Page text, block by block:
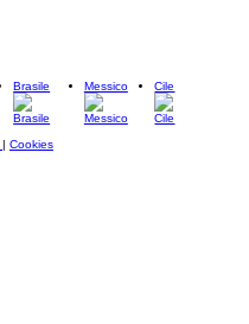
Brasile Messico Cile
| Cookies